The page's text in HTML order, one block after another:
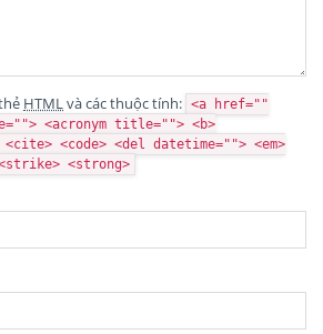
HTML và các thuộc tính: <a href=""
<acronym title=""> <b>
<code> <del datetime=""> <em>
<strong>